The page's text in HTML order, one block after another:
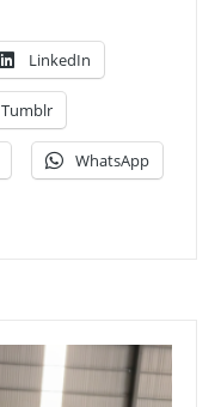
LinkedIn
Tumblr
WhatsApp